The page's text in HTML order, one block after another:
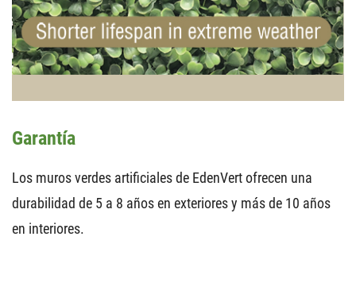
Garantía
Los muros verdes artificiales de EdenVert ofrecen una
durabilidad de 5 a 8 años en exteriores y más de 10 años
en interiores.